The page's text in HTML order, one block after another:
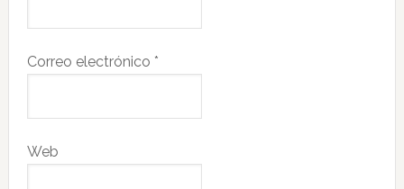
Correo electrónico *
Web